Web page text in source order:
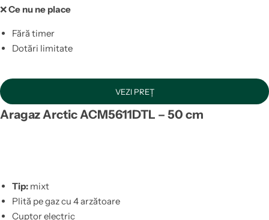
❌Ce nu ne place
Fără timer
Dotări limitate
VEZI PREȚ
Aragaz Arctic ACM5611DTL – 50 cm
Tip:mixt
Plită pe gaz cu 4 arzătoare
Cuptor electric